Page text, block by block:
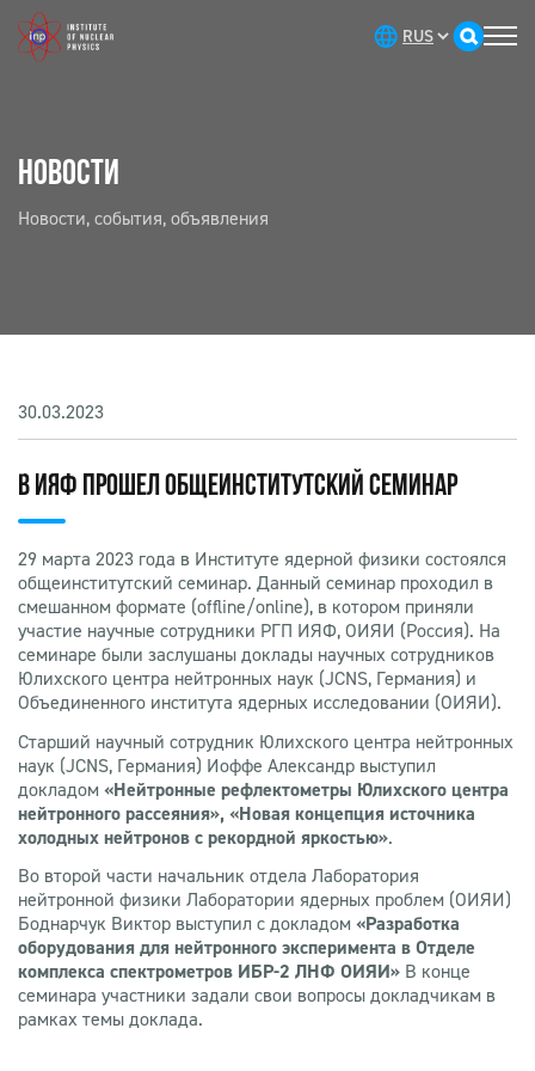
НОВОСТИ
Новости, события, объявления
30.03.2023
В ИЯФ ПРОШЕЛ ОБЩЕИНСТИТУТСКИЙ СЕМИНАР
29 марта 2023 года в Институте ядерной физики состоялся
общеинститутский семинар. Данный семинар проходил в
смешанном формате (offline/online), в котором приняли
участие научные сотрудники РГП ИЯФ, ОИЯИ (Россия). На
семинаре были заслушаны доклады научных сотрудников
Юлихского центра нейтронных наук (JCNS, Германия) и
Объединенного института ядерных исследовании (ОИЯИ).
Старший научный сотрудник Юлихского центра нейтронных
наук (JCNS, Германия) Иоффе Александр выступил
докладом «Нейтронные рефлектометры Юлихского центра
нейтронного рассеяния», «Новая концепция источника
холодных нейтронов с рекордной яркостью».
Во второй части начальник отдела Лаборатория
нейтронной физики Лаборатории ядерных проблем (ОИЯИ)
Боднарчук Виктор выступил с докладом «Разработка
оборудования для нейтронного эксперимента в Отделе
комплекса спектрометров ИБР-2 ЛНФ ОИЯИ» В конце
семинара участники задали свои вопросы докладчикам в
рамках темы доклада.